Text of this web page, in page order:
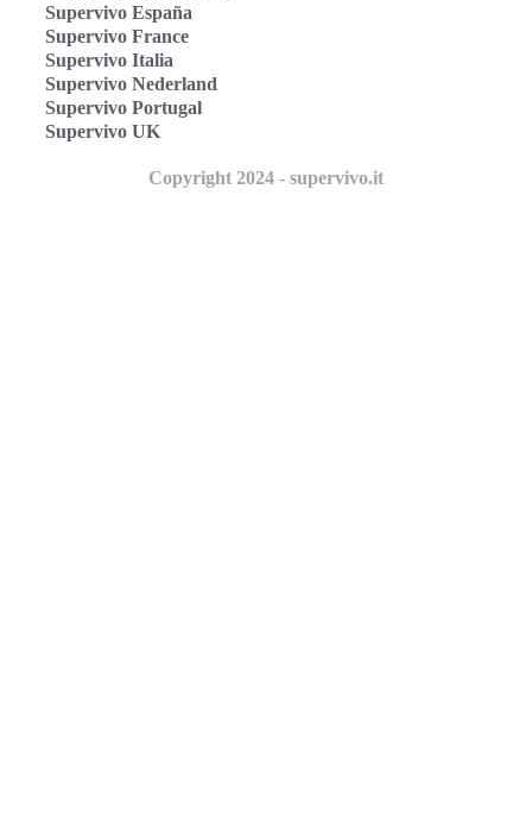
Supervivo España
Supervivo France
Supervivo Italia
Supervivo Nederland
Supervivo Portugal
Supervivo UK
Copyright 2024 - supervivo.it